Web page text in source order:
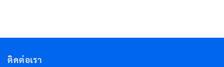
ติดต่อเรา